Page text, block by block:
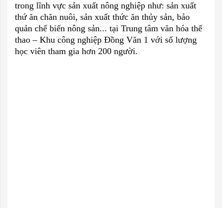
trong lĩnh vực sản xuất nông nghiệp như: sản xuất
thứ ăn chăn nuôi, sản xuất thức ăn thủy sản, bảo
quản chế biến nông sản... tại Trung tâm văn hóa thể
thao – Khu công nghiệp Đồng Văn 1 với số lượng
học viên tham gia hơn 200 người.